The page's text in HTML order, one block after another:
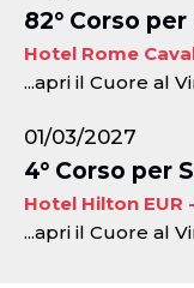
82° Corso
Hotel Rome
...apri il Cuore al
01/03/2027
4° Corso per
Hotel Hilton EUR
...apri il Cuore al